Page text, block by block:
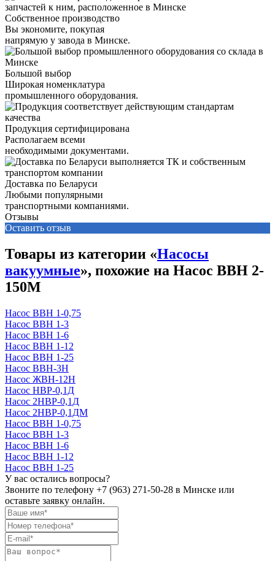
Собственное производство
Вы экономите, покупая
напрямую у завода в Минске.
Большой выбор
Широкая номенклатура
промышленного оборудования.
Продукция сертифицирована
Располагаем всеми
необходимыми документами.
Доставка по Беларуси
Любыми популярными
транспортными компаниями.
Отзывы
Оставить отзыв
Товары из категории «Насосы
вакуумные», похожие на Насос ВВН 2-
150М
Насос ВВН 1-0,75
Насос ВВН 1-3
Насос ВВН 1-6
Насос ВВН 1-12
Насос ВВН 1-25
Насос ВВН-3Н
Насос ЖВН-12Н
Насос НВР-0,1Д
Насос 2НВР-0,1Д
Насос 2НВР-0,1ДМ
Насос ВВН 1-0,75
Насос ВВН 1-3
Насос ВВН 1-6
Насос ВВН 1-12
Насос ВВН 1-25
У вас остались вопросы?
Звоните по телефону +7 (963) 271-50-28 в Минске или
оставьте заявку онлайн.